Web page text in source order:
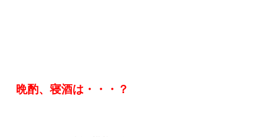
晩酌、寝酒は・・・？